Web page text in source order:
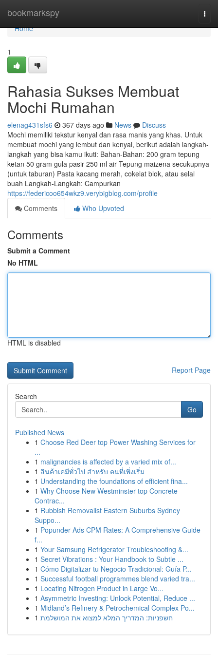
bookmarkspy
Home
Home
1
Rahasia Sukses Membuat
Mochi Rumahan
elenag431sfs6 367 days ago News
Discuss
Mochi memiliki tekstur kenyal dan rasa manis yang khas. Untuk
membuat mochi yang lembut dan kenyal, berikut adalah langkah-
langkah yang bisa kamu ikuti: Bahan-Bahan: 200 gram tepung
ketan 50 gram gula pasir 250 ml air Tepung maizena secukupnya
(untuk taburan) Pasta kacang merah, cokelat blok, atau selai
buah Langkah-Langkah: Campurkan
https://federicoo654wkz9.verybigblog.com/profile
Comments
Who Upvoted
Comments
Submit a Comment
No HTML
HTML is disabled
Report Page
Search
Go
Published News
1 Choose Red Deer top Power Washing Services for
...
1 malignancies is affected by a varied mix of...
1 สินค้าเคมีทั่วไป สำหรับ คนที่เพิ่งเริ่ม
1 Understanding the foundations of efficient fina...
1 Why Choose New Westminster top Concrete
Contrac...
1 Rubbish Removalist Eastern Suburbs Sydney
Suppo...
1 Popunder Ads CPM Rates: A Comprehensive Guide
f...
1 Your Samsung Refrigerator Troubleshooting &...
1 Secret Vibrations : Your Handbook to Subtle ...
1 Cómo Digitalizar tu Negocio Tradicional: Guía P...
1 Successful football programmes blend varied tra...
1 Locating Nitrogen Product in Large Vo...
1 Asymmetric Investing: Unlock Potential, Reduce ...
1 Midland’s Refinery & Petrochemical Complex Po...
1 חשפניות: המדריך המלא למצוא את המושלמת